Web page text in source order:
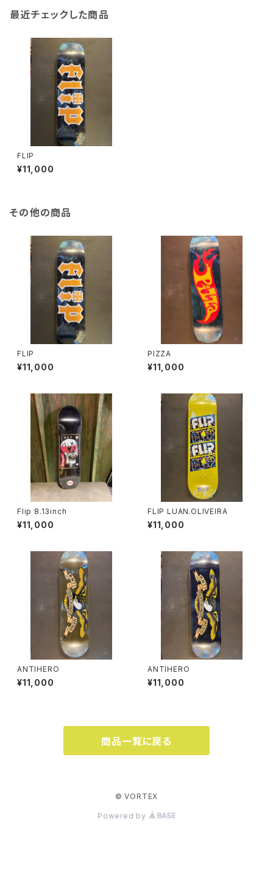
最近チェックした商品
FLIP
¥11,000
その他の商品
FLIP
¥11,000
PIZZA
¥11,000
Flip 8.13inch
¥11,000
FLIP LUAN.OLIVEIRA
¥11,000
ANTIHERO
¥11,000
ANTIHERO
¥11,000
商品一覧に戻る
© VORTEX
Powered by